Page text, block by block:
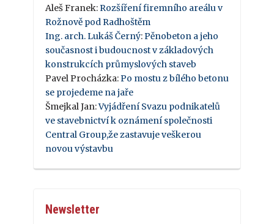
Aleš Franek: Rozšíření firemního areálu v
Rožnově pod Radhoštěm
Ing. arch. Lukáš Černý: Pěnobeton a jeho
současnost i budoucnost v základových
konstrukcích průmyslových staveb
Pavel Procházka: Po mostu z bílého betonu
se projedeme na jaře
Šmejkal Jan:Vyjádření Svazu podnikatelů
ve stavebnictví k oznámení společnosti
Central Group,že zastavuje veškerou
novou výstavbu
Newsletter